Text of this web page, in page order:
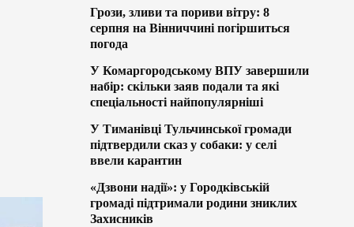
Грози, зливи та пориви вітру: 8
серпня на Вінниччині погіршиться
погода
У Комаргородському ВПУ завершили
набір: скільки заяв подали та які
спеціальності найпопулярніші
У Тиманівці Тульчинської громади
підтвердили сказ у собаки: у селі
ввели карантин
«Дзвони надії»: у Городківській
громаді підтримали родини зниклих
Захисників